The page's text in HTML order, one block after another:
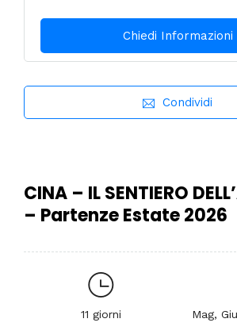
Condividi
CINA – IL SENTIERO
– Partenze Estate 2026
11 giorni Mag,